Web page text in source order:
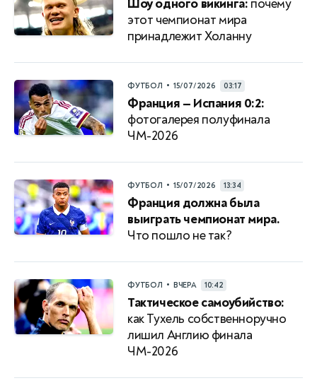
Шоу одного викинга: почему
этот чемпионат мира
принадлежит Холанну
ФУТБОЛ • 15/07/2026 03:17
Франция — Испания 0:2:
фотогалерея полуфинала
ЧМ-2026
ФУТБОЛ • 15/07/2026 13:34
Франция должна была
выиграть чемпионат мира.
Что пошло не так?
ФУТБОЛ • ВЧЕРА 10:42
Тактическое самоубийство:
как Тухель собственноручно
лишил Англию финала
ЧМ-2026